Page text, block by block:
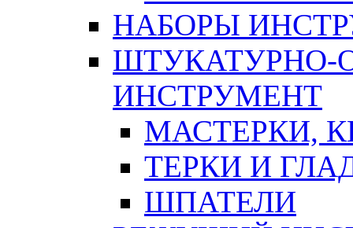
НАБОРЫ
ШТУКАТУРНО-
ИНСТРУМЕНТ
МАСТЕРКИ,
ТЕРКИ И
ШПАТЕЛИ